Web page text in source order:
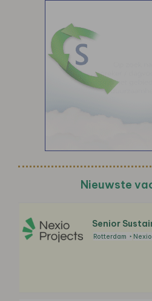
Nieuwste
Senior
Rotterdam